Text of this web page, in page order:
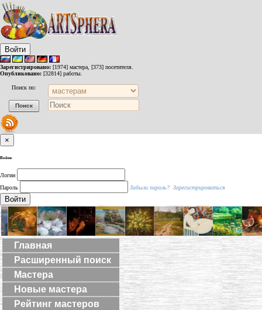
Войти
Зарегистрировано: [1974] мастера, [373] посетителя.
Опубликовано: [32814] работы.
Поиск по:
×
Войти
Логин
Пароль
Забыли пароль? Зарегистрироваться
Войти
Главная
Расширенный поиск
Мастера
Новые мастера
Рейтинг мастеров